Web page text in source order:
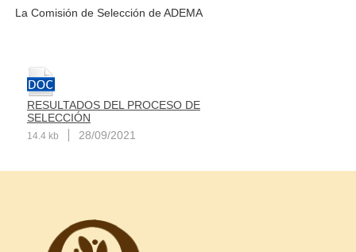
La Comisión de Selección de ADEMA
RESULTADOS DEL PROCESO DE
SELECCIÓN
14.4 kb 28/09/2021